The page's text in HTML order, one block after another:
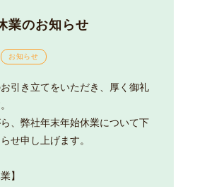
業のお知らせ
お知らせ
引き立てをいただき、厚く御礼
、弊社年末年始休業について下
せ申し上げます。
】